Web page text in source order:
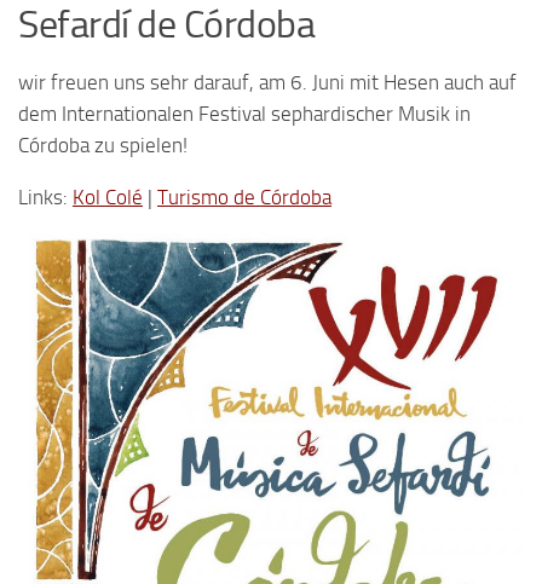
Sefardí de Córdoba
wir freuen uns sehr darauf, am 6. Juni mit Hesen auch auf
dem Internationalen Festival sephardischer Musik in
Córdoba zu spielen!
Links: Kol Colé | Turismo de Córdoba